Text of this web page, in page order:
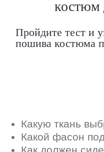
Ответим на все вопросы в
Max